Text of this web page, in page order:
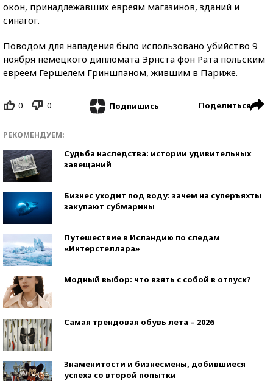
окон, принадлежавших евреям магазинов, зданий и
синагог.
Поводом для нападения было использовано убийство 9
ноября немецкого дипломата Эрнста фон Рата польским
евреем Гершелем Гриншпаном, жившим в Париже.
0 0 Подпишись Поделиться
РЕКОМЕНДУЕМ:
Судьба наследства: истории удивительных
завещаний
Бизнес уходит под воду: зачем на суперъяхты
закупают субмарины
Путешествие в Исландию по следам
«Интерстеллара»
Модный выбор: что взять с собой в отпуск?
Самая трендовая обувь лета – 2026
Знаменитости и бизнесмены, добившиеся
успеха со второй попытки